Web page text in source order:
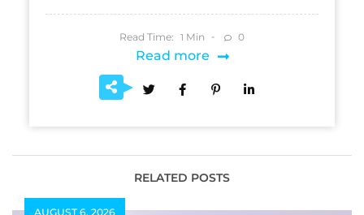
Read Time: 1 Min 0
Read more
RELATED POSTS
AUGUST 6, 2026